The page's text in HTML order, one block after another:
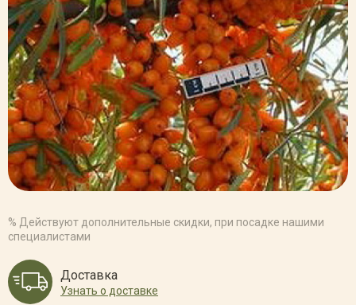
% Действуют дополнительные скидки, при посадке нашими
специалистами
Доставка
Узнать о доставке